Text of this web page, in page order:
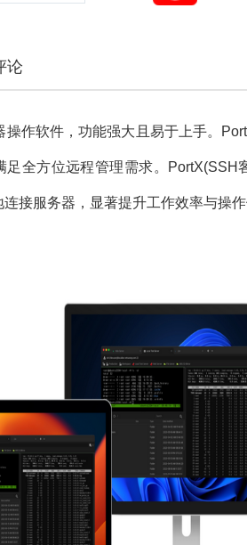
论
操作软件，功能强大且易于上手。
全方位远程管理需求。PortX(SSH
接服务器，显著提升工作效率与操作